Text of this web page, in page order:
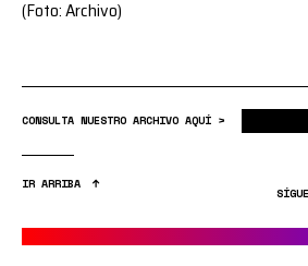
(Foto: Archivo)
CONSULTA NUESTRO ARCHIVO AQUÍ >
IR ARRIBA